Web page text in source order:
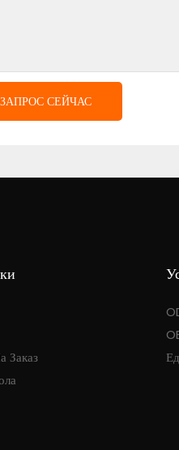
СЕЙЧАС
Заказ